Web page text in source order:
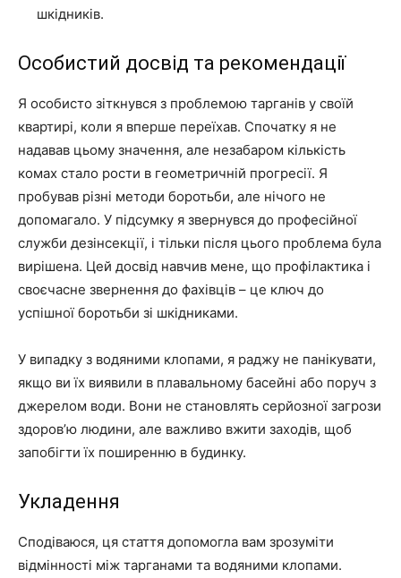
шкідників.
Особистий досвід та рекомендації
Я особисто зіткнувся з проблемою тарганів у своїй
квартирі, коли я вперше переїхав. Спочатку я не
надавав цьому значення, але незабаром кількість
комах стало рости в геометричній прогресії. Я
пробував різні методи боротьби, але нічого не
допомагало. У підсумку я звернувся до професійної
служби дезінсекції, і тільки після цього проблема була
вирішена. Цей досвід навчив мене, що профілактика і
своєчасне звернення до фахівців – це ключ до
успішної боротьби зі шкідниками.
У випадку з водяними клопами, я раджу не панікувати,
якщо ви їх виявили в плавальному басейні або поруч з
джерелом води. Вони не становлять серйозної загрози
здоров’ю людини, але важливо вжити заходів, щоб
запобігти їх поширенню в будинку.
Укладення
Сподіваюся, ця стаття допомогла вам зрозуміти
відмінності між тарганами та водяними клопами.